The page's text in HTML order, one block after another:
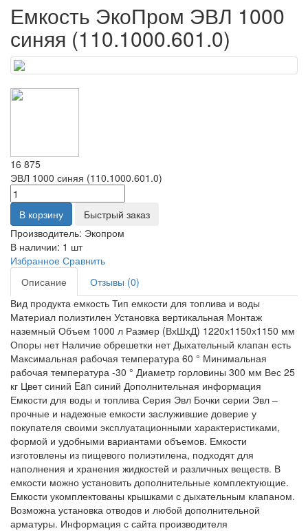
Емкость ЭкоПром ЭВЛ 1000
синяя (110.1000.601.0)
16 875
ЭВЛ 1000 синяя (110.1000.601.0)
В корзину
Быстрый заказ
Производитель: Экопром
В наличии: 1 шт
Избранное Сравнить
Описание
Отзывы (0)
Вид продукта емкость Тип емкости для топлива и воды
Материал полиэтилен Установка вертикальная Монтаж
наземный Объем 1000 л Размер (ВхШхД) 1220х1150х1150 мм
Опоры нет Наличие обрешетки нет Дыхательный клапан есть
Максимальная рабочая температура 60 ° Минимальная
рабочая температура -30 ° Диаметр горловины 300 мм Вес 25
кг Цвет синий Ean синий Дополнительная информация
Емкости для воды и топлива Серия Эвл Бочки серии Эвл –
прочные и надежные емкости заслужившие доверие у
покупателя своими эксплуатационными характеристиками,
формой и удобными вариантами объемов. Емкости
изготовлены из пищевого полиэтилена, подходят для
наполнения и хранения жидкостей и различных веществ. В
емкости можно установить дополнительные комплектующие.
Емкости укомплектованы крышками с дыхательным клапаном.
Возможна установка отводов и любой дополнительной
арматуры. Информация с сайта производителя